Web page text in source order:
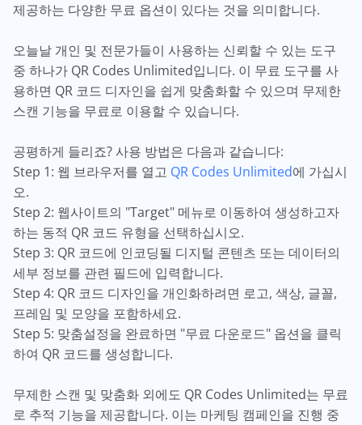
제공하는 다양한 무료 옵션이 있다는 것을 의미합니다.
오늘날 개인 및 전문가들이 사용하는 신뢰할 수 있는 도구
중 하나가 QR Codes Unlimited입니다. 이 무료 도구를 사
용하면 QR 코드 디자인을 쉽게 맞춤화할 수 있으며 무제한
스캔 기능을 무료로 이용할 수 있습니다.
공평하게 들리죠? 사용 방법은 다음과 같습니다:
Step 1: 웹 브라우저를 열고 QR Codes Unlimited에 가십시
오.
Step 2: 웹사이트의 "Target" 메뉴로 이동하여 생성하고자
하는 동적 QR 코드 유형을 선택하십시오.
Step 3: QR 코드에 인코딩될 디지털 콘텐츠 또는 데이터의
세부 정보를 관련 필드에 입력합니다.
Step 4: QR 코드 디자인을 개인화하려면 로고, 색상, 글꼴,
프레임 및 모양을 포함하세요.
Step 5: 맞춤설정을 완료하면 "무료 다운로드" 옵션을 클릭
하여 QR 코드를 생성합니다.
무제한 스캔 및 맞춤화 외에도 QR Codes Unlimited는 무료
로 추적 기능을 제공합니다. 이는 마케팅 캠페인을 진행 중